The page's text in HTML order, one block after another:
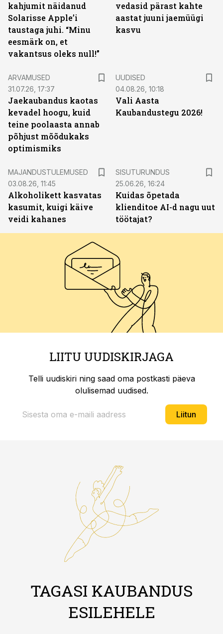
kahjumit näidanud
Solarisse Apple’i
taustaga juhi. “Minu
eesmärk on, et
vakantsus oleks null!”
vedasid pärast kahte
aastat juuni jaemüügi
kasvu
ARVAMUSED
31.07.26, 17:37
Jaekaubandus kaotas
kevadel hoogu, kuid
teine poolaasta annab
põhjust mõõdukaks
optimismiks
UUDISED
04.08.26, 10:18
Vali Aasta
Kaubandustegu 2026!
MAJANDUSTULEMUSED
03.08.26, 11:45
Alkoholikett kasvatas
kasumit, kuigi käive
veidi kahanes
SISUTURUNDUS
25.06.26, 16:24
Kuidas õpetada
klienditoe AI-d nagu uut
töötajat?
LIITU UUDISKIRJAGA
Telli uudiskiri ning saad oma postkasti päeva
olulisemad uudised.
Liitun
TAGASI KAUBANDUS
ESILEHELE